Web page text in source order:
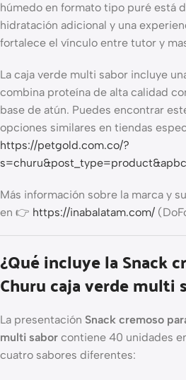
húmedo en formato tipo puré está
hidratación adicional y una
fortalece el vínculo entre tutor y
La caja verde multi sabor incluye
combina proteína de alta calidad
base de atún. Puedes encontrar
opciones similares en tiendas
https://petgold.com.co/?
Más información sobre la marca y
en 👉 https://inabalatam.com/
¿Qué incluye la Snack
Churu caja verde multi
La presentación Snack cremoso
multi sabor contiene 40 unidades
cuatro sabores diferentes: